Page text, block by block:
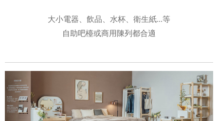
大小電器、飲品、水杯、衛生紙...等
自助吧檯或商用陳列都合適